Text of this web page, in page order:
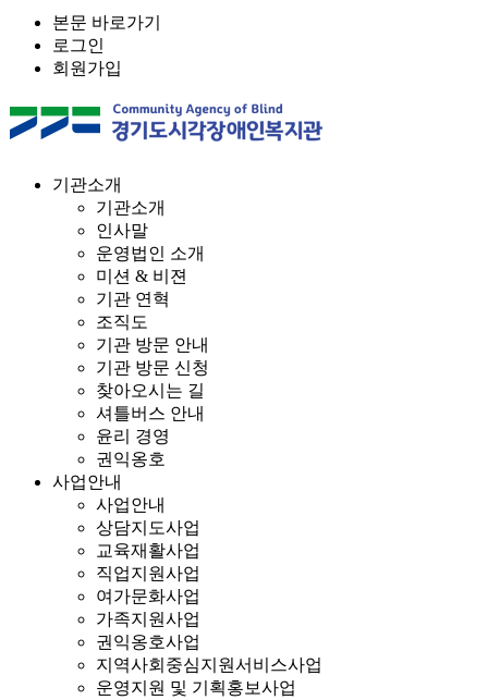
본문 바로가기
로그인
회원가입
기관소개
기관소개
인사말
운영법인 소개
미션 & 비젼
기관 연혁
조직도
기관 방문 안내
기관 방문 신청
찾아오시는 길
셔틀버스 안내
윤리 경영
권익옹호
사업안내
사업안내
상담지도사업
교육재활사업
직업지원사업
여가문화사업
가족지원사업
권익옹호사업
지역사회중심지원서비스사업
운영지원 및 기획홍보사업